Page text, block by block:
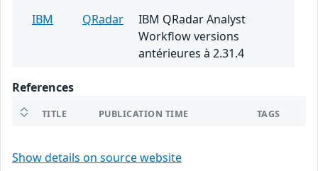
IBM
QRadar
IBM QRadar Analyst
Workflow versions
antérieures à 2.31.4
References
TITLE PUBLICATION TIME TAGS
Show details on source website